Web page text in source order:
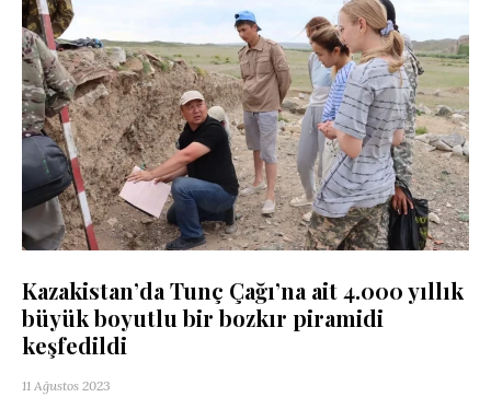
Kazakistan’da Tunç Çağı’na ait 4.000 yıllık
büyük boyutlu bir bozkır piramidi
keşfedildi
11 Ağustos 2023